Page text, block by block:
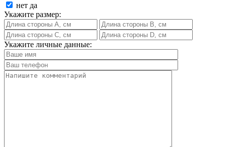
нет да
Укажите размер:
Укажите личные данные: